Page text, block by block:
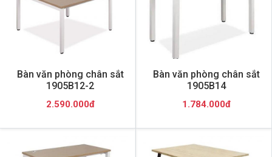
Bàn văn phòng chân sắt
1905B12-2
2.590.000đ
Bàn văn phòng chân sắt
1905B14
1.784.000đ